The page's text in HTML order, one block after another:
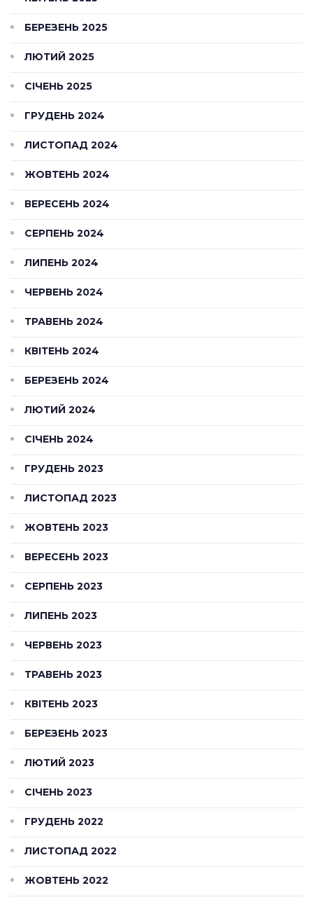
БЕРЕЗЕНЬ 2025
ЛЮТИЙ 2025
СІЧЕНЬ 2025
ГРУДЕНЬ 2024
ЛИСТОПАД 2024
ЖОВТЕНЬ 2024
ВЕРЕСЕНЬ 2024
СЕРПЕНЬ 2024
ЛИПЕНЬ 2024
ЧЕРВЕНЬ 2024
ТРАВЕНЬ 2024
КВІТЕНЬ 2024
БЕРЕЗЕНЬ 2024
ЛЮТИЙ 2024
СІЧЕНЬ 2024
ГРУДЕНЬ 2023
ЛИСТОПАД 2023
ЖОВТЕНЬ 2023
ВЕРЕСЕНЬ 2023
СЕРПЕНЬ 2023
ЛИПЕНЬ 2023
ЧЕРВЕНЬ 2023
ТРАВЕНЬ 2023
КВІТЕНЬ 2023
БЕРЕЗЕНЬ 2023
ЛЮТИЙ 2023
СІЧЕНЬ 2023
ГРУДЕНЬ 2022
ЛИСТОПАД 2022
ЖОВТЕНЬ 2022